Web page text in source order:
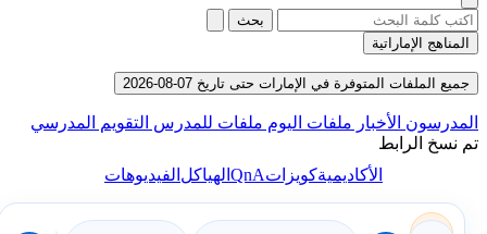
بحث
المناهج الإماراتية
جميع الملفات المتوفرة في الإمارات حتى تاريخ 07-08-2026
المدرسون الأخبار ملفات اليوم ملفات للمدرس التقويم المدرسي
تم نسخ الرابط
الأكاديميةكويزاتQnAالهياكلالفيديوهات